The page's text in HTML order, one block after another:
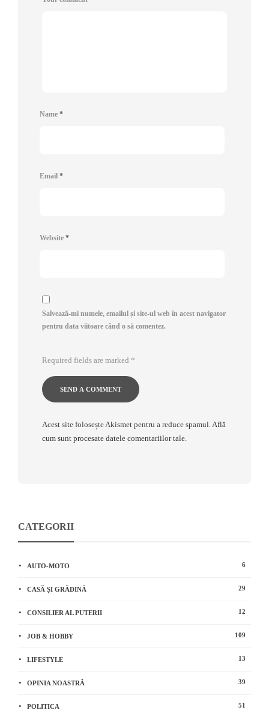
Name *
Email *
Website *
Salvează-mi numele, emailul și site-ul web în acest navigator
pentru data viitoare când o să comentez.
Required fields are marked *
Acest site folosește Akismet pentru a reduce spamul.Află
cum sunt procesate datele comentariilor tale.
CATEGORII
AUTO-MOTO 6
CASĂ ȘI GRĂDINĂ 29
CONSILIER AL PUTERII 12
JOB & HOBBY 109
LIFESTYLE 13
OPINIA NOASTRĂ 39
POLITICA 51